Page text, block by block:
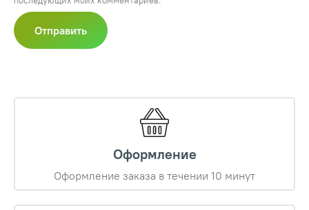
Оформление
Оформление заказа в течении 10 минут